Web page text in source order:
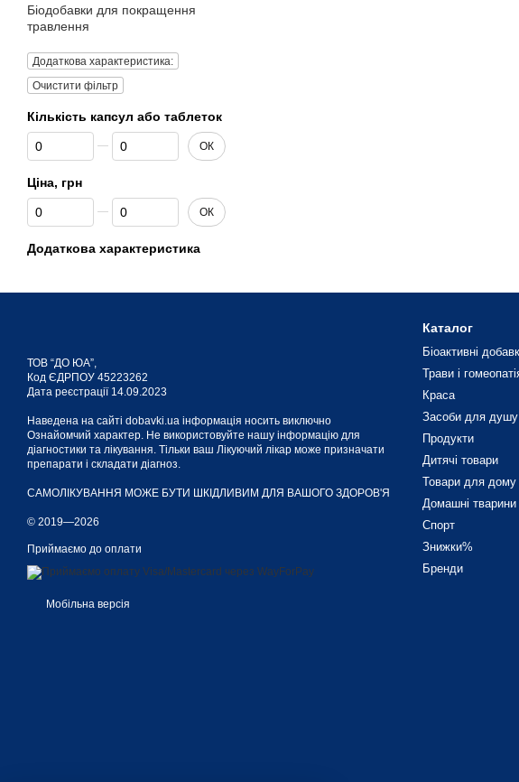
Біодобавки для покращення
травлення
Додаткова характеристика:
Очистити фільтр
Кількість капсул або таблеток
Від Кількість капсул або таблеток
До Кількість капсул або таблеток
ОК
Ціна, грн
Від Ціна, грн
До Ціна, грн ОК
Додаткова характеристика
ТОВ “ДО ЮА”,
Код ЄДРПОУ 45223262
Дата реєстрації 14.09.2023
Наведена на сайті dobavki.ua інформація носить виключно
Ознайомчий характер. Не використовуйте нашу інформацію для
діагностики та лікування. Тільки ваш Лікуючий лікар може призначати
препарати і складати діагноз.
САМОЛІКУВАННЯ МОЖЕ БУТИ ШКІДЛИВИМ ДЛЯ ВАШОГО ЗДОРОВ'Я
© 2019—2026
Приймаємо до оплати
Мобільна версія
Каталог
Біоактивні
Трави і
Краса
Засоби для
Продукти
Дитячі товари
Товари для дому
Домашні тварини
Спорт
Знижки%
Бренди